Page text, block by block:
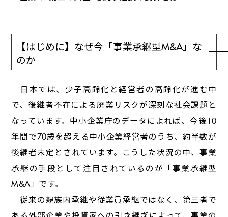
【はじめに】なぜ今「事業承継型M&A」な
のか
日本では、少子高齢化と経営者の高齢化が進む中
で、後継者不在による廃業リスクが深刻な社会課題と
なっています。中小企業庁のデータによれば、今後10
年間で70歳を超える中小企業経営者のうち、約半数が
後継者未定とされています。こうした状況の中、事業
承継の手段として注目されているのが「事業承継型
M&A」です。
従来の親族内承継や従業員承継ではなく、第三者で
ある外部企業や投資家への引き継ぎによって、事業の